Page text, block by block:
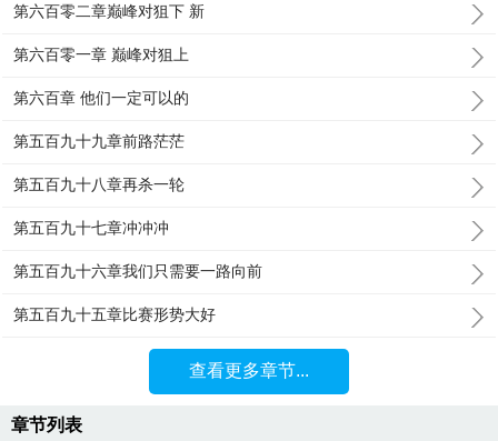
第六百零二章巅峰对狙下 新
第六百零一章 巅峰对狙上
第六百章 他们一定可以的
第五百九十九章前路茫茫
第五百九十八章再杀一轮
第五百九十七章冲冲冲
第五百九十六章我们只需要一路向前
第五百九十五章比赛形势大好
查看更多章节...
章节列表